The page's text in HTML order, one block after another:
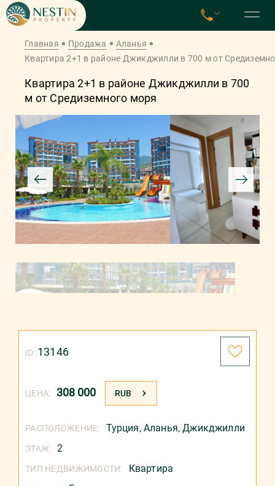
Главная Продажа
Аланья
Квартира 2+1 в районе Джикджилли в 700 м от
Квартира 2+1 в районе Джикджилли в 700
м от Средиземного моря
ЦЕНА: 308 000 RUB
ID: 13146
РАСПОЛОЖЕНИЕ: Турция, Аланья,Джикджилли
ЭТАЖ: 2
ТИП НЕДВИЖИМОСТИ: Квартира